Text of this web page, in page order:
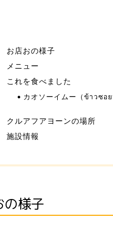
お店おの様子
メニュー
これを食べました
カオソーイムー（ข้าวซอย
クルアフアヨーンの場所
施設情報
の様子